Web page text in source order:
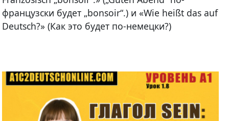
французски будет „bonsoir“.) и «Wie heißt das auf
Deutsch?» (Как это будет по-немецки?)